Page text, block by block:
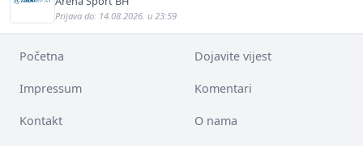
Prijava do: 14.08.2026. u 23:59
Početna Dojavite vijest
Impressum Komentari
Kontakt O nama